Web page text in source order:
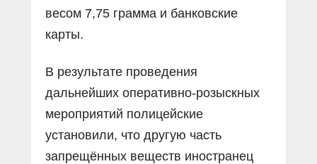
весом 7,75 грамма и банковские
карты.
В результате проведения
дальнейших оперативно-розыскных
мероприятий полицейские
установили, что другую часть
запрещённых веществ иностранец